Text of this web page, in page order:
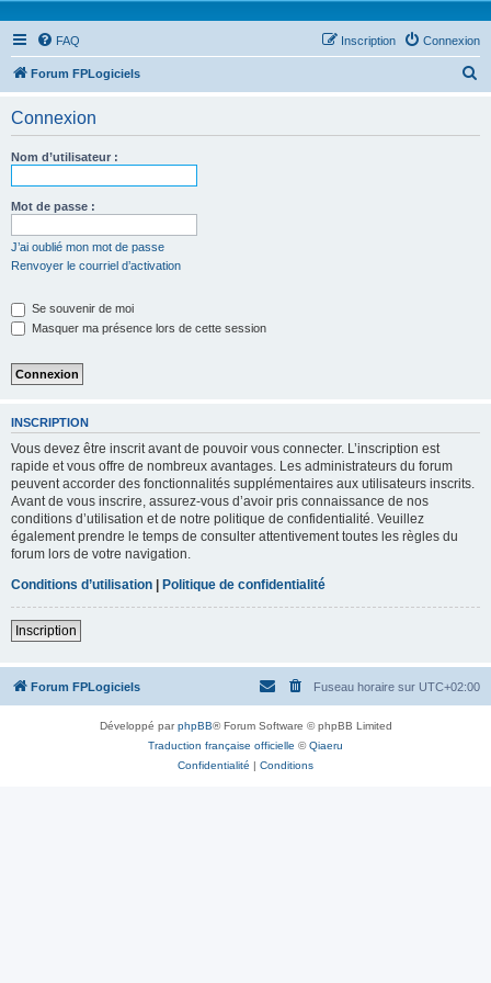
FAQ Connexion
Inscription
Forum FPLogiciels
Connexion
Nom d’utilisateur :
Mot de passe :
J’ai oublié mon mot de passe
Renvoyer le courriel d’activation
Se souvenir de moi
Masquer ma présence lors de cette session
INSCRIPTION
Vous devez être inscrit avant de pouvoir vous connecter. L’inscription est
rapide et vous offre de nombreux avantages. Les administrateurs du forum
peuvent accorder des fonctionnalités supplémentaires aux utilisateurs inscrits.
Avant de vous inscrire, assurez-vous d’avoir pris connaissance de nos
conditions d’utilisation et de notre politique de confidentialité. Veuillez
également prendre le temps de consulter attentivement toutes les règles du
forum lors de votre navigation.
Conditions d’utilisation | Politique de confidentialité
Inscription
Forum FPLogiciels Fuseau horaire sur UTC+02:00
Développé parphpBB® Forum Software © phpBB Limited
Traduction française officielle ©Qiaeru
Confidentialité | Conditions